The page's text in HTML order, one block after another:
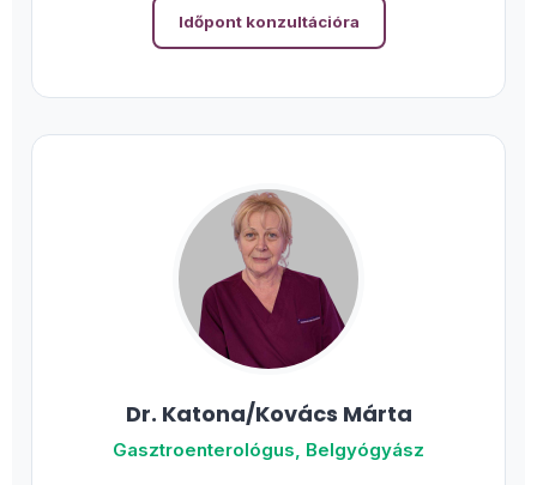
Időpont konzultációra
Dr. Katona/Kovács Márta
Gasztroenterológus, Belgyógyász